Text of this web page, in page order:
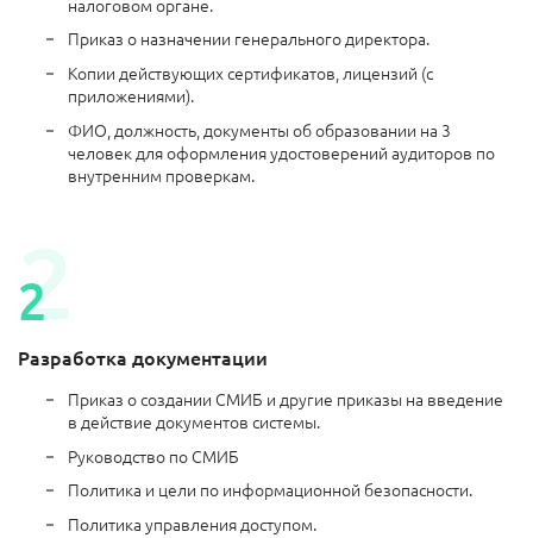
Приказ о назначении генерального директора.
Копии действующих сертификатов, лицензий (с
приложениями).
ФИО, должность, документы об образовании на 3
человек для оформления удостоверений аудиторов по
внутренним проверкам.
Разработка документации
Приказ о создании СМИБ и другие приказы на введение
в действие документов системы.
Руководство по СМИБ
Политика и цели по информационной безопасности.
Политика управления доступом.